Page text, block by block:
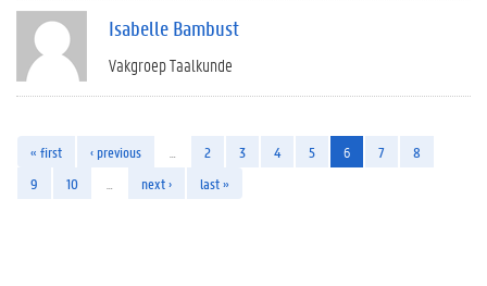
Isabelle Bambust
Vakgroep Taalkunde
« first ‹ previous 2 3 4 5 6 7
8
9
10 next › last »